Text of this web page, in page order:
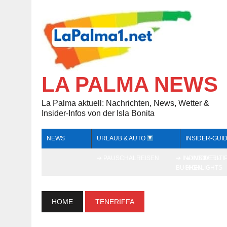
LA PALMA NEWS
La Palma aktuell: Nachrichten, News, Wetter &
Insider-Infos von der Isla Bonita
NEWS URLAUB & AUTO INSIDER-
HOME TENERIFFA